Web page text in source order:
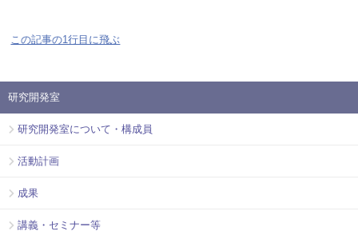
この記事の1行目に飛ぶ
研究開発室
研究開発室について・構成員
活動計画
成果
講義・セミナー等